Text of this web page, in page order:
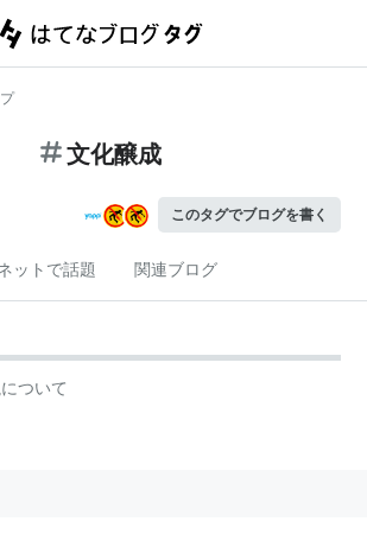
文化醸成
このタグでブログを書く
ットで話題 関連ブログ
ついて